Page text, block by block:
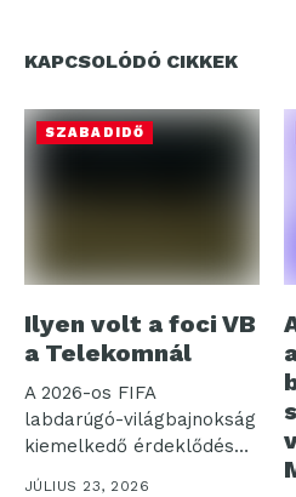
KAPCSOLÓDÓ CIKKEK
SZABADIDŐ
Ilyen volt a foci VB
a Telekomnál
A 2026-os FIFA
labdarúgó-világbajnokság
kiemelkedő érdeklődés
mellett zajlott a Telekom
JÚLIUS 23, 2026